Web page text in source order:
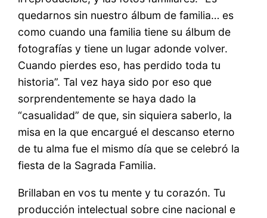
quedarnos sin nuestro álbum de familia… es
como cuando una familia tiene su álbum de
fotografías y tiene un lugar adonde volver.
Cuando pierdes eso, has perdido toda tu
historia”. Tal vez haya sido por eso que
sorprendentemente se haya dado la
“casualidad” de que, sin siquiera saberlo, la
misa en la que encargué el descanso eterno
de tu alma fue el mismo día que se celebró la
fiesta de la Sagrada Familia.
Brillaban en vos tu mente y tu corazón. Tu
producción intelectual sobre cine nacional e